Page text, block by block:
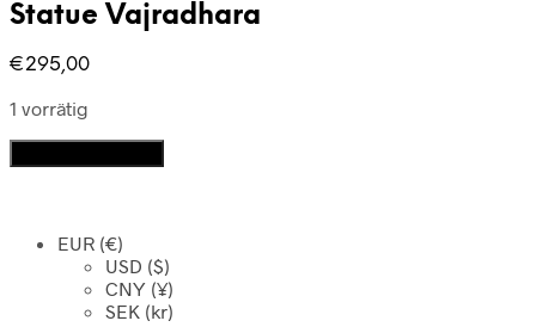
Statue Vajradhara
€295,00
1 vorrätig
Statue
Vajradhara
EUR (€)
USD ($)
CNY (¥)
SEK (kr)